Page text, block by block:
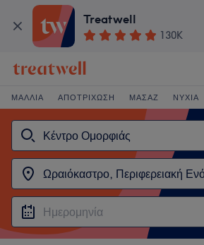
Treatwell
130K
ΜΑΛΛΙΆ ΑΠΟΤΡΊΧΩΣΗ ΜΑΣΆΖ ΝΎΧΙΑ